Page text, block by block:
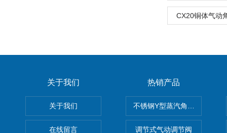
CX20铜体气动
关于我们
关于我们
在线留言
热销产品
不锈钢Y型蒸汽角座阀
调节式气动调节阀